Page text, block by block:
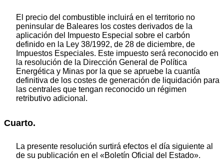
El precio del combustible incluirá en el territorio no
peninsular de Baleares los costes derivados de la
aplicación del Impuesto Especial sobre el carbón
definido en la Ley 38/1992, de 28 de diciembre, de
Impuestos Especiales. Este impuesto será reconocido en
la resolución de la Dirección General de Política
Energética y Minas por la que se apruebe la cuantía
definitiva de los costes de generación de liquidación para
las centrales que tengan reconocido un régimen
retributivo adicional.
Cuarto.
La presente resolución surtirá efectos el día siguiente al
de su publicación en el «Boletín Oficial del Estado».